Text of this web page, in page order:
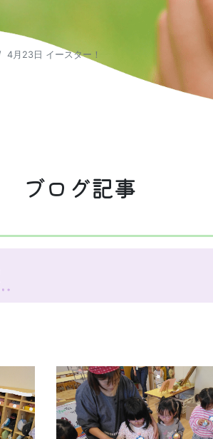
4月23日 イースター！
ブログ記事